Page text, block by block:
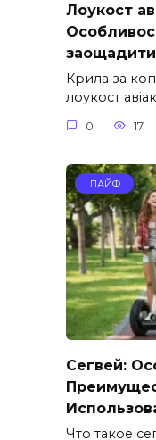
Лоукост
Крила за
лоукост
0 17
ЛАЙФ
Сегвей:
Что такое